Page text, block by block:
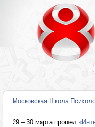
Московская Школа
29 – 30 марта прошел